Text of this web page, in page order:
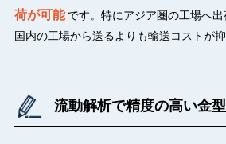
荷が可能 です。特にアジア圏の工場へ
国内の工場から送るよりも輸送コストが抑
流動解析で精度の高い金